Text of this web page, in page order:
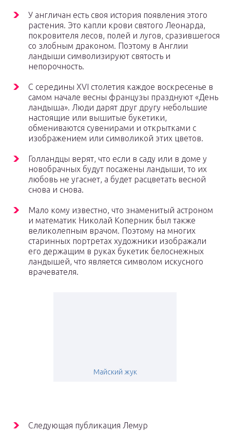
У англичан есть своя история появления этого
растения. Это капли крови святого Леонарда,
покровителя лесов, полей и лугов, сразившегося
со злобным драконом. Поэтому в Англии
ландыши символизируют святость и
непорочность.
С середины XVI столетия каждое воскресенье в
самом начале весны французы празднуют «День
ландыша». Люди дарят друг другу небольшие
настоящие или вышитые букетики,
обмениваются сувенирами и открытками с
изображением или символикой этих цветов.
Голландцы верят, что если в саду или в доме у
новобрачных будут посажены ландыши, то их
любовь не угаснет, а будет расцветать весной
снова и снова.
Мало кому известно, что знаменитый астроном
и математик Николай Коперник был также
великолепным врачом. Поэтому на многих
старинных портретах художники изображали
его держащим в руках букетик белоснежных
ландышей, что является символом искусного
врачевателя.
Майский жук
Следующая публикация Лемур